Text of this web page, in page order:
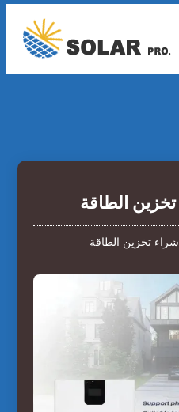
الطاقة
تخزين الطاقة